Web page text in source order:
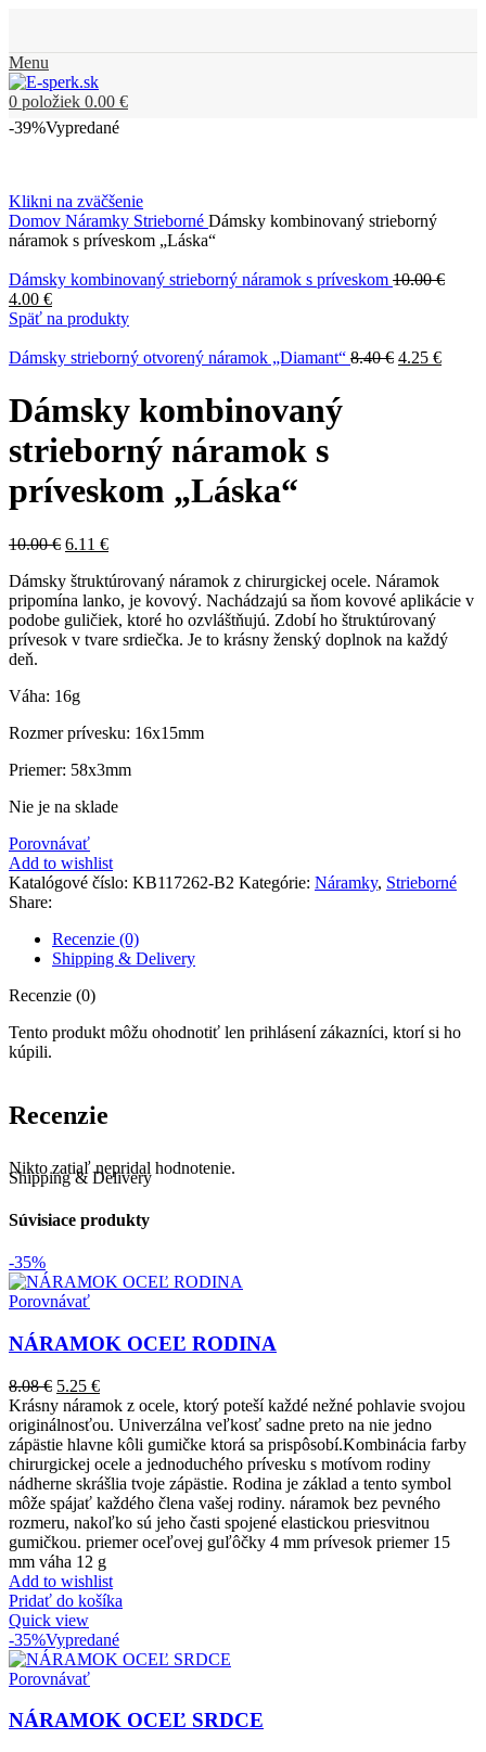
Menu
0 položiek 0.00 €
-39%Vypredané
Klikni na zväčšenie
Domov Náramky Strieborné Dámsky kombinovaný strieborný
náramok s príveskom „Láska“
Dámsky kombinovaný strieborný náramok s príveskom 10.00€
4.00 €
Späť na produkty
Dámsky strieborný otvorený náramok „Diamant“ 8.40€ 4.25 €
Dámsky kombinovaný
strieborný náramok s
príveskom „Láska“
10.00€ 6.11 €
Dámsky štruktúrovaný náramok z chirurgickej ocele. Náramok
pripomína lanko, je kovový. Nachádzajú sa ňom kovové aplikácie v
podobe guličiek, ktoré ho ozvláštňujú. Zdobí ho štruktúrovaný
prívesok v tvare srdiečka. Je to krásny ženský doplnok na každý
deň.
Váha: 16g
Rozmer prívesku: 16x15mm
Priemer: 58x3mm
Nie je na sklade
Porovnávať
Add to wishlist
Katalógové číslo: KB117262-B2 Kategórie: Náramky, Strieborné
Share:
Recenzie (0)
Shipping & Delivery
Recenzie (0)
Recenzie
Nikto zatiaľ nepridal hodnotenie.
Tento produkt môžu ohodnotiť len prihlásení zákazníci, ktorí si ho
kúpili.
Shipping & Delivery
Súvisiace produkty
-35%
Porovnávať
NÁRAMOK OCEĽ RODINA
8.08€ 5.25 €
Krásny náramok z ocele, ktorý poteší každé nežné pohlavie svojou
originálnosťou. Univerzálna veľkosť sadne preto na nie jedno
zápästie hlavne kôli gumičke ktorá sa prispôsobí.Kombinácia farby
chirurgickej ocele a jednoduchého prívesku s motívom rodiny
nádherne skrášlia tvoje zápästie. Rodina je základ a tento symbol
môže spájať každého člena vašej rodiny. náramok bez pevného
rozmeru, nakoľko sú jeho časti spojené elastickou priesvitnou
gumičkou. priemer oceľovej guľôčky 4 mm prívesok priemer 15
mm váha 12 g
Add to wishlist
Pridať do košíka
Quick view
-35%Vypredané
Porovnávať
NÁRAMOK OCEĽ SRDCE